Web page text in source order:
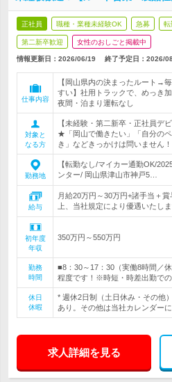
正社員 職種・業種未経験OK 急募 転
第二新卒歓迎 女性のおしごと掲載中
情報更新日：2026/06/19 終了予定日： 2026/
仕事内容
【岡山県内の決まったルート→
すい】社用トラックで、めっき
夜間・泊まり運転なし
対象と
なる方
【未経験・第二新卒・正社員デ
★「岡山で働きたい」「自分の
き」などきっかけは問いません！
勤務地
【転勤なし/マイカー通勤OK/
ンター/ 岡山県津山市神戸5…
給与
月給20万円～30万円+諸手当＋
上、当社規定により優遇いたし
初年度
年収
350万円～550万円
勤務
時間
■8：30～17：30（実働8時間／
程度です！※時短・時差出勤で
休日
休暇
* 週休2日制（土日休み・その
あり。その他は当社カレンダー
求人詳細を見る